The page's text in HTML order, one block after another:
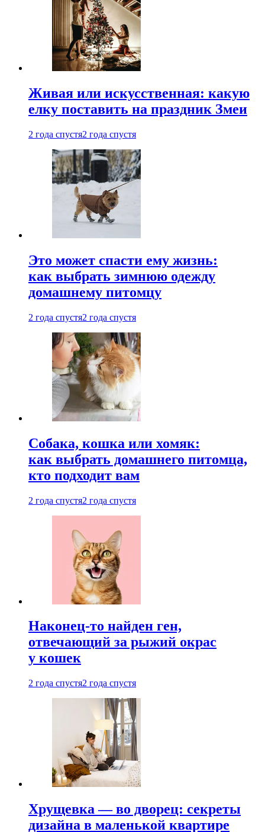
Живая или искусственная: какую
елку поставить на праздник Змеи
2 года спустя2 года спустя
Это может спасти ему жизнь:
как выбрать зимнюю одежду
домашнему питомцу
2 года спустя2 года спустя
Собака, кошка или хомяк:
как выбрать домашнего питомца,
кто подходит вам
2 года спустя2 года спустя
Наконец-то найден ген,
отвечающий за рыжий окрас
у кошек
2 года спустя2 года спустя
Хрущевка — во дворец: секреты
дизайна в маленькой квартире